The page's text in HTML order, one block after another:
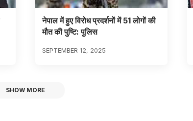
नेपाल में हुए विरोध प्रदर्शनों में 51 लोगों की
मौत की पुष्टि: पुलिस
SEPTEMBER 12, 2025
SHOW MORE